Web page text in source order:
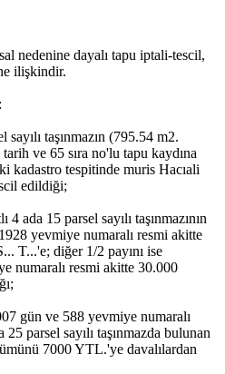
nedenine dayalı tapu iptali-tescil,
ilişkindir.
taşınmazın (795.54 m2.
ve 65 sıra no'lu tapu kaydına
kadastro tespitinde muris Hacıali
edildiği;
4 ada 15 parsel sayılı taşınmazının
yevmiye numaralı resmi akitte
T...'e; diğer 1/2 payını ise
numaralı resmi akitte 30.000
gün ve 588 yevmiye numaralı
parsel sayılı taşınmazda bulunan
7000 YTL.'ye davalılardan